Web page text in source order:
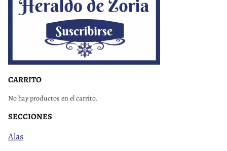
CARRITO
No hay productos en el carrito.
SECCIONES
Alas